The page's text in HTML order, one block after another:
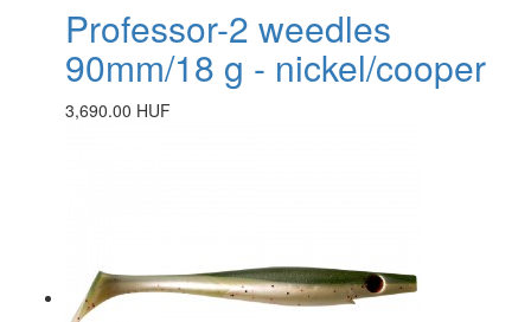
Professor-2 weedles
90mm/18 g - nickel/cooper
3,690.00 HUF